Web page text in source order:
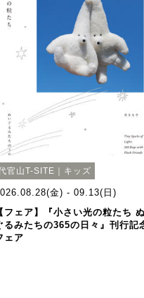
官山T-SITE｜キッズ
金) - 09.13(日)
【フェア】『小さい光の粒たち
るみたちの365の日々』刊行記
ェア